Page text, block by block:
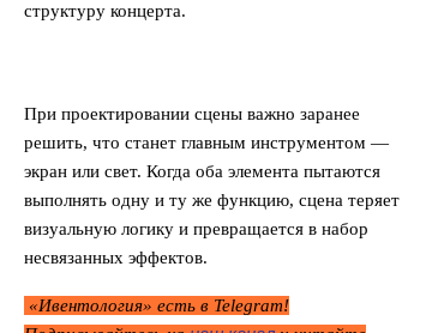
структуру концерта.
При проектировании сцены важно заранее
решить, что станет главным инструментом —
экран или свет. Когда оба элемента пытаются
выполнять одну и ту же функцию, сцена теряет
визуальную логику и превращается в набор
несвязанных эффектов.
«Ивентология» есть в Telegram!